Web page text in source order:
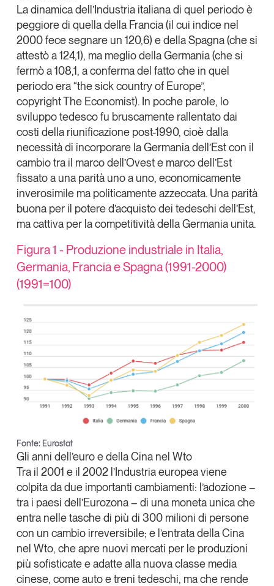
Tendenze è il magazine di GS1 Italy che racconta in
modo indipendente il cambiamento e le sfide del largo
consumo e dell’economia a professionisti e
consumatori
GS1 Italy GS1 Italy GS1 Italy
Tendenze
GS1 Italy
La dinamica dell’Industria italiana di quel periodo è
peggiore di quella della Francia (il cui indice nel
2000 fece segnare un 120,6) e della Spagna (che si
attestò a 124,1), ma meglio della Germania (che si
fermò a 108,1, a conferma del fatto che in quel
periodo era “the sick country of Europe”,
copyrightThe Economist). In poche parole, lo
sviluppo tedesco fu bruscamente rallentato dai
costi della riunificazione post-1990, cioè dalla
necessità di incorporare la Germania dell’Est con il
cambio tra il marco dell’Ovest e marco dell’Est
fissato a una parità uno a uno, economicamente
inverosimile ma politicamente azzeccata. Una parità
buona per il potere d’acquisto dei tedeschi dell’Est,
ma cattiva per la competitività della Germania unita.
Figura 1 - Produzione industriale in Italia,
Germania, Francia e Spagna (1991-2000)
(1991=100)
Fonte: Eurostat
Gli anni dell’euro e della Cina nel Wto
Tra il 2001 e il 2002 l’Industria europea viene
colpita da due importanti cambiamenti: l’adozione –
tra i paesi dell’Eurozona – di una moneta unica che
entra nelle tasche di più di 300 milioni di persone
con un cambio irreversibile; e l’entrata della Cina
nel Wto, che apre nuovi mercati per le produzioni
più sofisticate e adatte alla nuova classe media
cinese, come auto e treni tedeschi, ma che rende